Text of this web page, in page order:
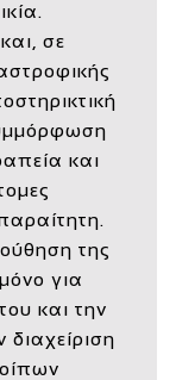
σε
και
της
για
και την